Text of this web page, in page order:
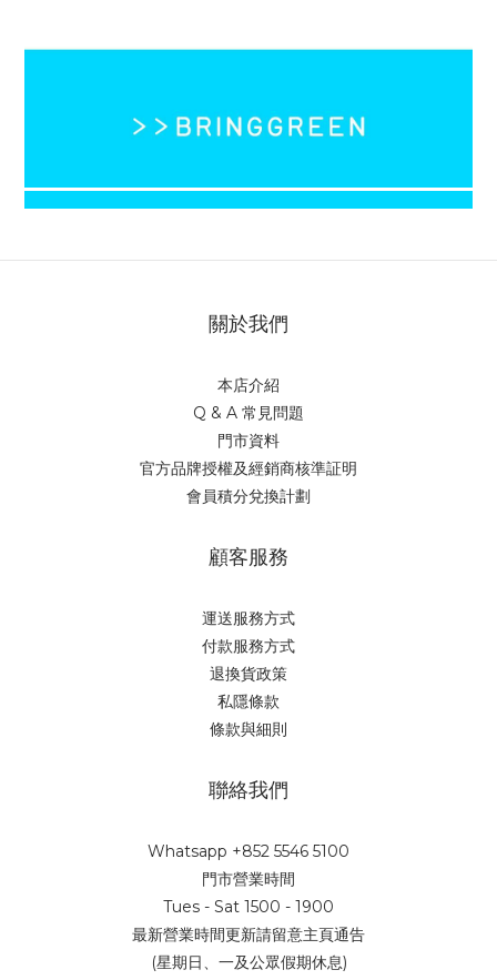
關於我們
本店介紹
Q & A 常見問題
門市資料
官方品牌授權及經銷商核準証明
會員積分兌換計劃
顧客服務
運送服務方式
付款服務方式
退換貨政策
私隱條款
條款與細則
聯絡我們
Whatsapp +852 5546 5100
門市營業時間
Tues - Sat 1500 - 1900
最新營業時間更新請留意主頁通告
(星期日、一及公眾假期休息)